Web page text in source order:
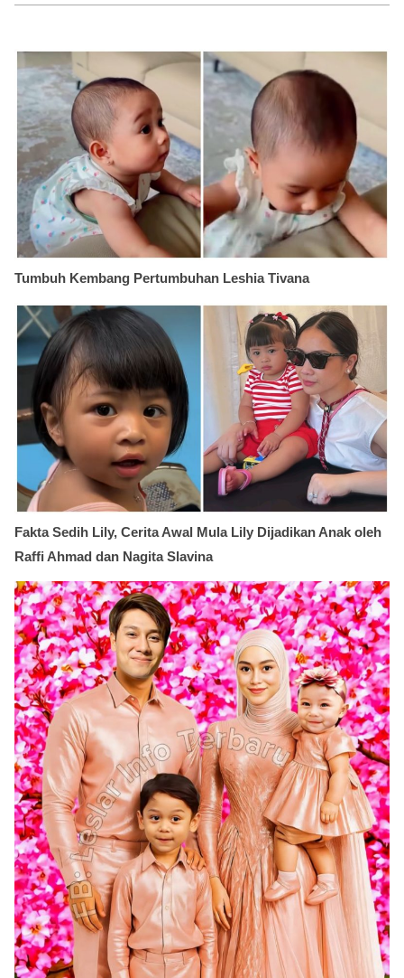
Tumbuh Kembang Pertumbuhan Leshia Tivana
Fakta Sedih Lily, Cerita Awal Mula Lily Dijadikan Anak oleh
Raffi Ahmad dan Nagita Slavina